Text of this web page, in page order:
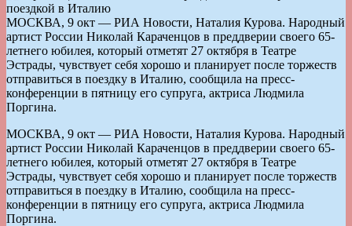
МОСКВА, 9 окт — РИА Новости, Наталия Курова. Народный
артист России Николай Караченцов в преддверии своего 65-
летнего юбилея, который отметят 27 октября в Театре
Эстрады, чувствует себя хорошо и планирует после торжеств
отправиться в поездку в Италию, сообщила на пресс-
конференции в пятницу его супруга, актриса Людмила
Поргина.
МОСКВА, 9 окт — РИА Новости, Наталия Курова. Народный
артист России Николай Караченцов в преддверии своего 65-
летнего юбилея, который отметят 27 октября в Театре
Эстрады, чувствует себя хорошо и планирует после торжеств
отправиться в поездку в Италию, сообщила на пресс-
конференции в пятницу его супруга, актриса Людмила
Поргина.